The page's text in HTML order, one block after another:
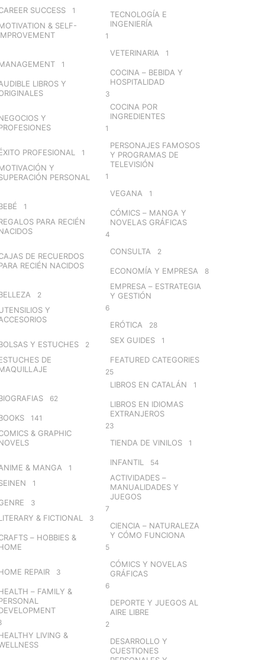
SUCCESS 1
& SELF-
1
LIBROS Y
Y
PROFESIONAL 1
Y
PERSONAL
1
PARA RECIÉN
DE RECUERDOS
RECIÉN NACIDOS
2
Y
Y ESTUCHES 2
DE
62
141
& GRAPHIC
& MANGA 1
1
3
& FICTIONAL 3
– HOBBIES &
REPAIR 3
– FAMILY &
LIVING &
TECNOLOGÍA E
INGENIERÍA
1
VETERINARIA 1
COCINA – BEBIDA Y
HOSPITALIDAD
3
COCINA POR
INGREDIENTES
1
PERSONAJES FAMOSOS
Y PROGRAMAS DE
TELEVISIÓN
1
VEGANA 1
CÓMICS – MANGA Y
NOVELAS GRÁFICAS
4
CONSULTA 2
ECONOMÍA Y EMPRESA 8
EMPRESA – ESTRATEGIA
Y GESTIÓN
6
ERÓTICA 28
SEX GUIDES 1
FEATURED CATEGORIES
25
LIBROS EN CATALÁN 1
LIBROS EN IDIOMAS
EXTRANJEROS
23
TIENDA DE VINILOS 1
INFANTIL 54
ACTIVIDADES –
MANUALIDADES Y
JUEGOS
7
CIENCIA – NATURALEZA
Y CÓMO FUNCIONA
5
CÓMICS Y NOVELAS
GRÁFICAS
6
DEPORTE Y JUEGOS AL
AIRE LIBRE
2
DESARROLLO Y
CUESTIONES